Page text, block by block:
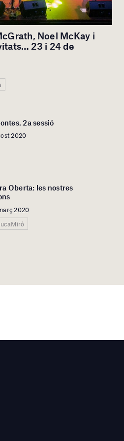
Noel McKay i
23 i 24 de
2a sessió
2020
Oberta: les nostres
2020